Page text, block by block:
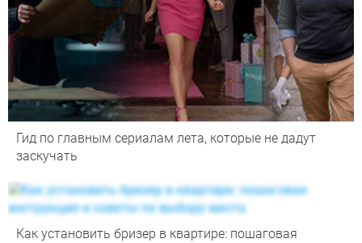
Гид по главным сериалам лета, которые не дадут
заскучать
Как установить бризер в квартире: пошаговая